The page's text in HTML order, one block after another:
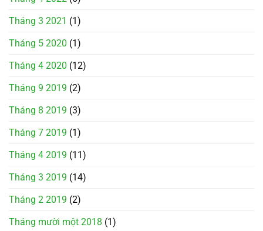
Tháng 3 2021 (1)
Tháng 5 2020 (1)
Tháng 4 2020 (12)
Tháng 9 2019 (2)
Tháng 8 2019 (3)
Tháng 7 2019 (1)
Tháng 4 2019 (11)
Tháng 3 2019 (14)
Tháng 2 2019 (2)
Tháng mười một 2018 (1)